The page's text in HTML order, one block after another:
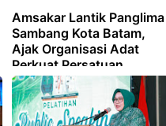
Amsakar Lantik Panglima
Sambang Kota Batam,
Ajak Organisasi Adat
Perkuat Persatuan